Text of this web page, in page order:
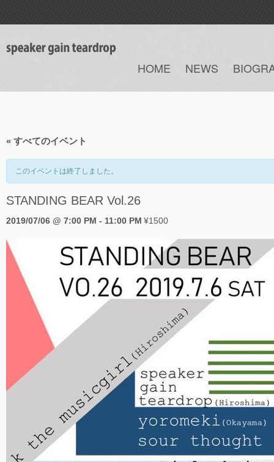
HOME NEWS
« すべてのイベント
このイベントは終了しました。
STANDING BEAR Vol.26
2019/07/06 @ 7:00 PM - 11:00 PM ¥1500